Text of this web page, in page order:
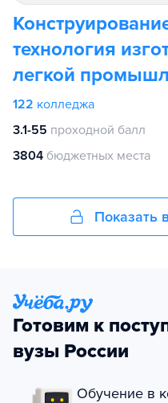
технология
легкой
122 колледжа
3.1-55 проходной балл
3804 бюджетных места
Показать
Готовим к
вузы России
Обучение в